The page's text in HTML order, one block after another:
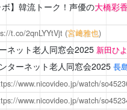
ボ】韓流トーク！声優の大橋彩
t.co/2qnLYYtVjt (宮﨑雅也)
ネット老人同窓会2025 新田ひ
ターネット老人同窓会2025 長
www.nicovideo.jp/watch/
www.nicovideo.jp/watch/